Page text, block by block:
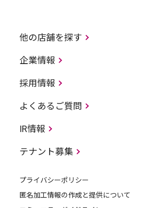
他の店舗を探す
企業情報
採用情報
よくあるご質問
IR情報
テナント募集
プライバシーポリシー
匿名加工情報の作成と提供について